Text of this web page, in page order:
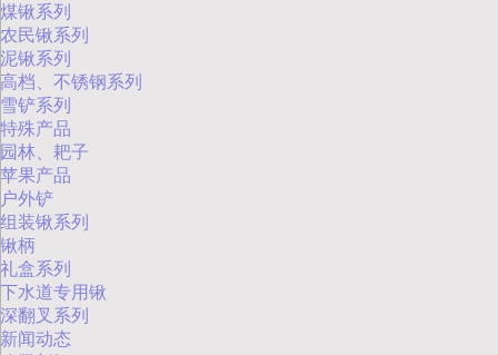
煤锹系列
农民锹系列
泥锹系列
高档、不锈钢系列
雪铲系列
特殊产品
园林、耙子
苹果产品
户外铲
组装锹系列
锹柄
礼盒系列
下水道专用锹
深翻叉系列
新闻动态